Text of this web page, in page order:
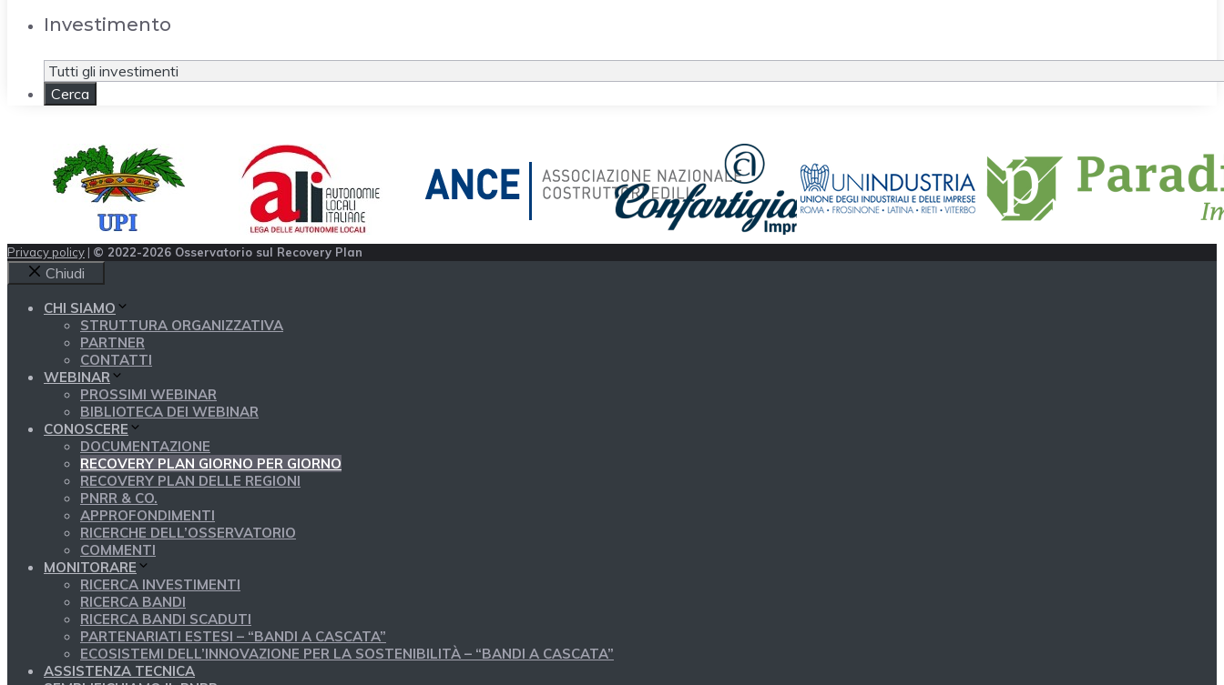
Investimento
Privacy policy | © 2022-2026 Osservatorio sul Recovery Plan
Chiudi
CHI SIAMO
STRUTTURA ORGANIZZATIVA
PARTNER
CONTATTI
WEBINAR
PROSSIMI WEBINAR
BIBLIOTECA DEI WEBINAR
CONOSCERE
DOCUMENTAZIONE
RECOVERY PLAN GIORNO PER GIORNO
RECOVERY PLAN DELLE REGIONI
PNRR & CO.
APPROFONDIMENTI
RICERCHE DELL’OSSERVATORIO
COMMENTI
MONITORARE
RICERCA INVESTIMENTI
RICERCA BANDI
RICERCA BANDI SCADUTI
PARTENARIATI ESTESI – “BANDI A CASCATA”
ECOSISTEMI DELL’INNOVAZIONE PER LA SOSTENIBILITÀ – “BANDI A CASCATA”
ASSISTENZA TECNICA